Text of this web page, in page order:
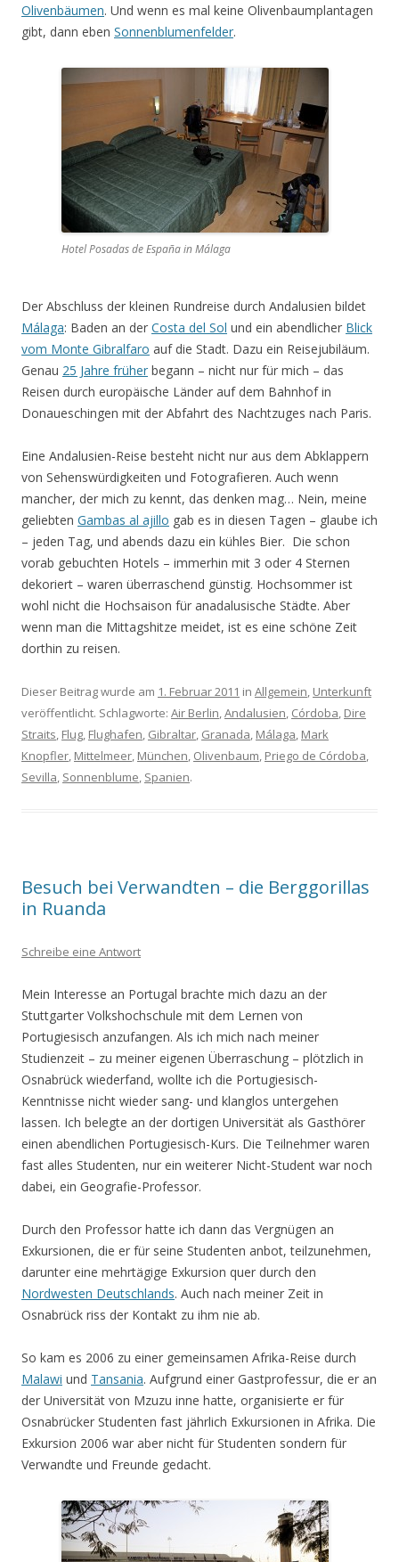
Olivenbäumen. Und wenn es mal keine Olivenbaumplantagen
gibt, dann eben Sonnenblumenfelder.
Hotel Posadas de España in Málaga
Der Abschluss der kleinen Rundreise durch Andalusien bildet
Málaga: Baden an der Costa del Sol und ein abendlicher Blick
vom Monte Gibralfaro auf die Stadt. Dazu ein Reisejubiläum.
Genau 25 Jahre früher begann – nicht nur für mich – das
Reisen durch europäische Länder auf dem Bahnhof in
Donaueschingen mit der Abfahrt des Nachtzuges nach Paris.
Eine Andalusien-Reise besteht nicht nur aus dem Abklappern
von Sehenswürdigkeiten und Fotografieren. Auch wenn
mancher, der mich zu kennt, das denken mag… Nein, meine
geliebten Gambas al ajillo gab es in diesen Tagen – glaube ich
– jeden Tag, und abends dazu ein kühles Bier. Die schon
vorab gebuchten Hotels – immerhin mit 3 oder 4 Sternen
dekoriert – waren überraschend günstig. Hochsommer ist
wohl nicht die Hochsaison für anadalusische Städte. Aber
wenn man die Mittagshitze meidet, ist es eine schöne Zeit
dorthin zu reisen.
Dieser Beitrag wurde am 1. Februar 2011 in Allgemein, Unterkunft
veröffentlicht. Schlagworte: Air Berlin,Andalusien, Córdoba, Dire
Straits, Flug, Flughafen, Gibraltar, Granada, Málaga, Mark
Knopfler, Mittelmeer, München, Olivenbaum, Priego de Córdoba,
Sevilla, Sonnenblume, Spanien.
Besuch bei Verwandten – die Berggorillas
in Ruanda
Schreibe eine Antwort
Mein Interesse an Portugal brachte mich dazu an der
Stuttgarter Volkshochschule mit dem Lernen von
Portugiesisch anzufangen. Als ich mich nach meiner
Studienzeit – zu meiner eigenen Überraschung – plötzlich in
Osnabrück wiederfand, wollte ich die Portugiesisch-
Kenntnisse nicht wieder sang- und klanglos untergehen
lassen. Ich belegte an der dortigen Universität als Gasthörer
einen abendlichen Portugiesisch-Kurs. Die Teilnehmer waren
fast alles Studenten, nur ein weiterer Nicht-Student war noch
dabei, ein Geografie-Professor.
Durch den Professor hatte ich dann das Vergnügen an
Exkursionen, die er für seine Studenten anbot, teilzunehmen,
darunter eine mehrtägige Exkursion quer durch den
Nordwesten Deutschlands. Auch nach meiner Zeit in
Osnabrück riss der Kontakt zu ihm nie ab.
So kam es 2006 zu einer gemeinsamen Afrika-Reise durch
Malawi und Tansania. Aufgrund einer Gastprofessur, die er an
der Universität von Mzuzu inne hatte, organisierte er für
Osnabrücker Studenten fast jährlich Exkursionen in Afrika. Die
Exkursion 2006 war aber nicht für Studenten sondern für
Verwandte und Freunde gedacht.